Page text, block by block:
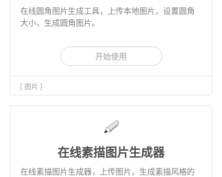
在线圆角图片生成工具，上传本地图片，设置圆角
大小，生成圆角图片。
开始使用
[ 图片 ]
在线素描图片生成器
在线素描图片生成器，上传图片，生成素描风格的